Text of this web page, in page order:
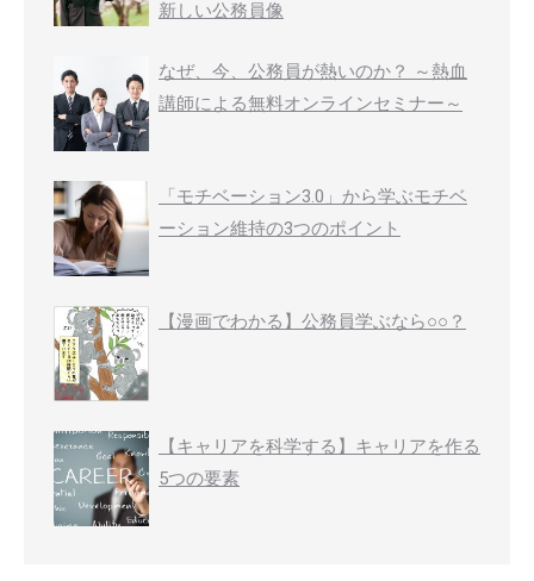
新しい公務員像
なぜ、今、公務員が熱いのか？ ～熱血
講師による無料オンラインセミナー～
「モチベーション3.0」から学ぶモチベ
ーション維持の3つのポイント
【漫画でわかる】公務員学ぶなら○○？
【キャリアを科学する】キャリアを作る
5つの要素